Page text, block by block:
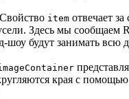
item отвечает за
Здесь мы сообщаем
шоу будут занимать всю
края с помощью